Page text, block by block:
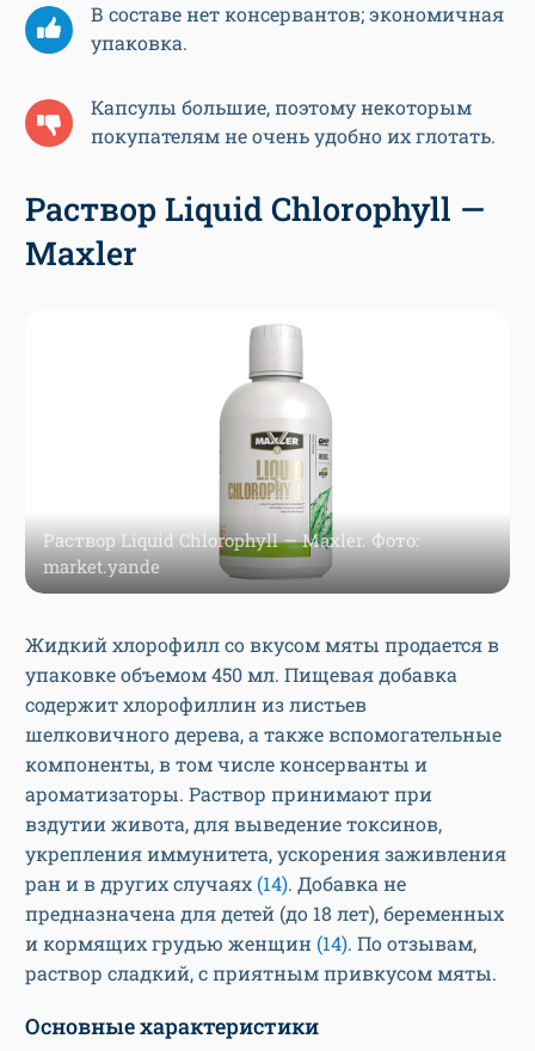
В составе нет консервантов; экономичная
упаковка.
Капсулы большие, поэтому некоторым
покупателям не очень удобно их глотать.
Раствор Liquid Chlorophyll —
Maxler
Раствор Liquid Chlorophyll — Maxler. Фото:
market.yande
Жидкий хлорофилл со вкусом мяты продается в
упаковке объемом 450 мл. Пищевая добавка
содержит хлорофиллин из листьев
шелковичного дерева, а также вспомогательные
компоненты, в том числе консерванты и
ароматизаторы. Раствор принимают при
вздутии живота, для выведение токсинов,
укрепления иммунитета, ускорения заживления
ран и в других случаях (14). Добавка не
предназначена для детей (до 18 лет), беременных
и кормящих грудью женщин (14). По отзывам,
раствор сладкий, с приятным привкусом мяты.
Основные характеристики